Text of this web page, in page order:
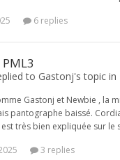
6 replies
PML3
to Gastonj's topic in
Gastonj et Newbie , la
pantographe baissé.
très bien expliquée sur
3 replies